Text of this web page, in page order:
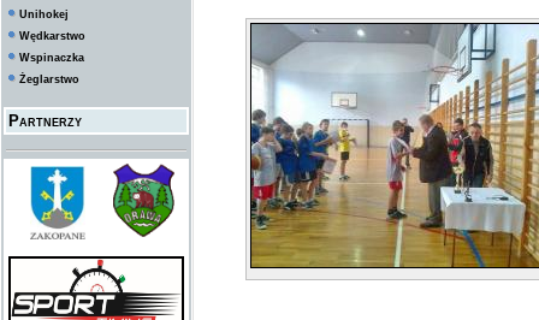
Unihokej
Wędkarstwo
Wspinaczka
Żeglarstwo
Partnerzy